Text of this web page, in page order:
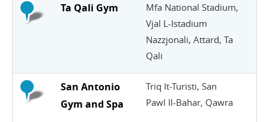
Ta Qali Gym
Mfa National Stadium,
Vjal L-Istadium
Nazzjonali, Attard, Ta
Qali
San Antonio
Gym and Spa
Triq It-Turisti, San
Pawl Il-Bahar, Qawra